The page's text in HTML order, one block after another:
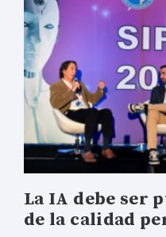
La IA debe ser
de la calidad